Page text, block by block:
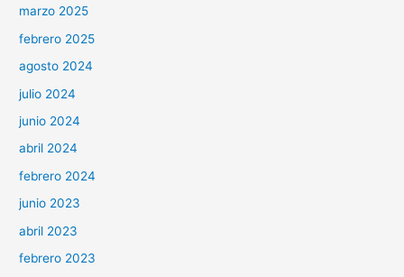
marzo 2025
febrero 2025
agosto 2024
julio 2024
junio 2024
abril 2024
febrero 2024
junio 2023
abril 2023
febrero 2023